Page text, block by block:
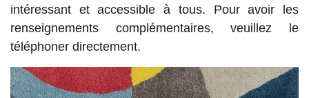
intéressant et accessible à tous. Pour avoir les
renseignements complémentaires, veuillez le
téléphoner directement.